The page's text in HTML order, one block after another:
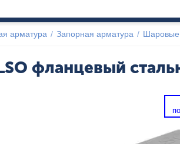
арматура / Запорная арматура / Шаровые
фланцевый